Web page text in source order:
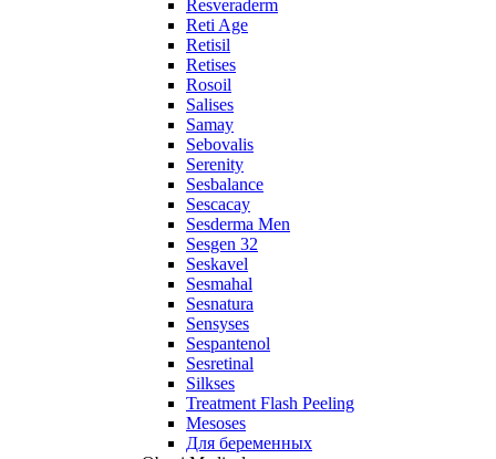
Resveraderm
Reti Age
Retisil
Retises
Rosoil
Salises
Samay
Sebovalis
Serenity
Sesbalance
Sescacay
Sesderma Men
Sesgen 32
Seskavel
Sesmahal
Sesnatura
Sensyses
Sespantenol
Sesretinal
Silkses
Treatment Flash Peeling
Mesoses
Для беременных